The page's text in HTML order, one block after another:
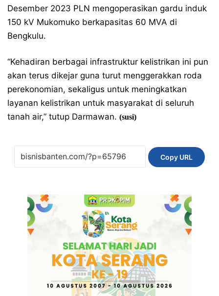
Desember 2023 PLN mengoperasikan gardu induk
150 kV Mukomuko berkapasitas 60 MVA di
Bengkulu.
“Kehadiran berbagai infrastruktur kelistrikan ini pun
akan terus dikejar guna turut menggerakkan roda
perekonomian, sekaligus untuk meningkatkan
layanan kelistrikan untuk masyarakat di seluruh
tanah air,” tutup Darmawan. (susi)
Copy URL